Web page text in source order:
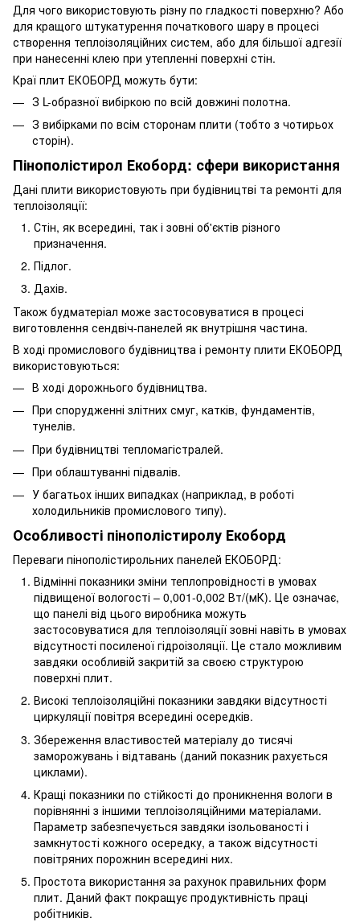
Для чого використовують різну по гладкості поверхню? Або
для кращого штукатурення початкового шару в процесі
створення теплоізоляційних систем, або для більшої адгезії
при нанесенні клею при утепленні поверхні стін.
Краї плит ЕКОБОРД можуть бути:
З L-образної вибіркою по всій довжині полотна.
З вибірками по всім сторонам плити (тобто з чотирьох
сторін).
Пінополістирол Екоборд: сфери використання
Дані плити використовують при будівництві та ремонті для
теплоізоляції:
Стін, як всередині, так і зовні об'єктів різного
призначення.
Підлог.
Дахів.
Також будматеріал може застосовуватися в процесі
виготовлення сендвіч-панелей як внутрішня частина.
В ході промислового будівництва і ремонту плити ЕКОБОРД
використовуються:
В ході дорожнього будівництва.
При спорудженні злітних смуг, катків, фундаментів,
тунелів.
При будівництві тепломагістралей.
При облаштуванні підвалів.
У багатьох інших випадках (наприклад, в роботі
холодильників промислового типу).
Особливості пінополістиролу Екоборд
Переваги пінополістирольних панелей ЕКОБОРД:
Відмінні показники зміни теплопровідності в умовах
підвищеної вологості – 0,001-0,002 Вт/(мК). Це означає,
що панелі від цього виробника можуть
застосовуватися для теплоізоляції зовні навіть в умовах
відсутності посиленої гідроізоляції. Це стало можливим
завдяки особливій закритій за своєю структурою
поверхні плит.
Високі теплоізоляційні показники завдяки відсутності
циркуляції повітря всередині осередків.
Збереження властивостей матеріалу до тисячі
заморожувань і відтавань (даний показник рахується
циклами).
Кращі показники по стійкості до проникнення вологи в
порівнянні з іншими теплоізоляційними матеріалами.
Параметр забезпечується завдяки ізольованості і
замкнутості кожного осередку, а також відсутності
повітряних порожнин всередині них.
Простота використання за рахунок правильних форм
плит. Даний факт покращує продуктивність праці
робітників.